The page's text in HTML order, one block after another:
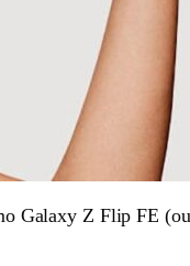
Galaxy Z Flip FE